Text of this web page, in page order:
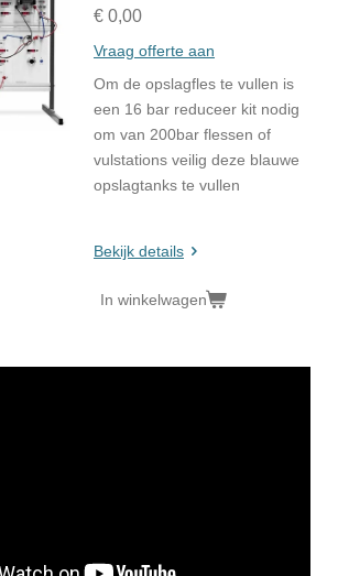
€ 0,00
Vraag offerte aan
Om de opslagfles te vullen is
een 16 bar reduceer kit nodig
om van 200bar flessen of
vulstations veilig deze blauwe
opslagtanks te vullen
Bekijk details
In winkelwagen